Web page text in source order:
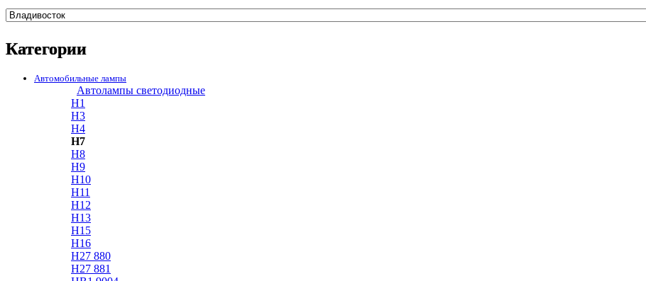
Категории
Автомобильные лампы
Автолампы светодиодные
H1
H3
H4
H7
H8
H9
H10
H11
H12
H13
H15
H16
H27 880
H27 881